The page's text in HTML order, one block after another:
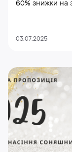
60% знижки на
03.07.2025